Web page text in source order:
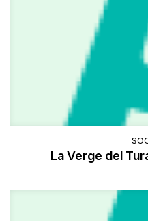
La Verge del